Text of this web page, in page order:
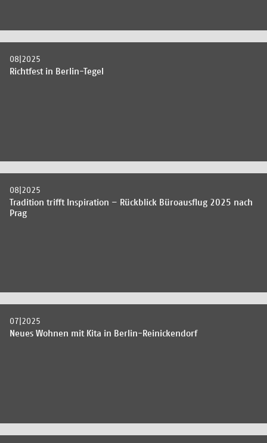
08|2025
Richtfest in Berlin-Tegel
08|2025
Tradition trifft Inspiration – Rückblick Büroausflug 2025 nach
Prag
07|2025
Neues Wohnen mit Kita in Berlin-Reinickendorf